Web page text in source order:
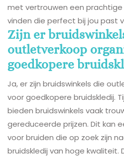
met vertrouwen een
vinden die perfect bij jou past
Zijn er
outletverkoop
goedkopere
Ja, er zijn bruidswinkels die
voor goedkopere bruidskledij.
bieden bruidswinkels vaak
gereduceerde prijzen. Dit kan
voor bruiden die op zoek zijn
bruidskledij van hoge kwaliteit.